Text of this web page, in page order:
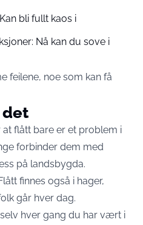
bli fullt kaos i
Nå kan du sove i
feilene, noe som kan få
det
flått bare er et problem i
forbinder dem med
på landsbygda.
finnes også i hager,
går hver dag.
hver gang du har vært i